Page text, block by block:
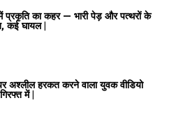
प्रकृति का कहर — भारी पेड़ और पत्थरों के
कई घायल |
अश्लील हरकत करने वाला युवक वीडियो
में |